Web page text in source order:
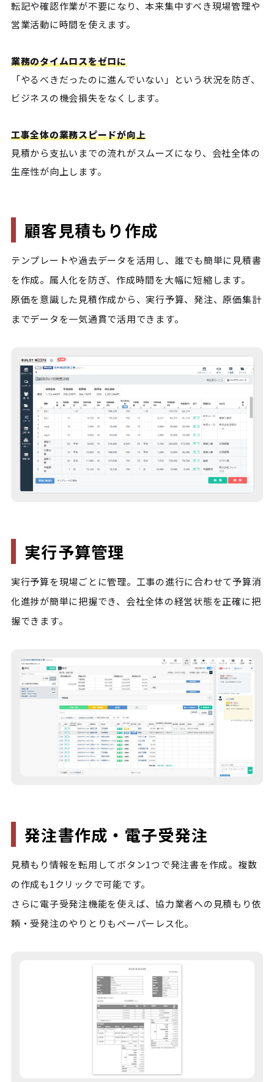
転記や確認作業が不要になり、本来集中すべき現場管理や
営業活動に時間を使えます。
業務のタイムロスをゼロに
「やるべきだったのに進んでいない」という状況を防ぎ、
ビジネスの機会損失をなくします。
工事全体の業務スピードが向上
見積から支払いまでの流れがスムーズになり、会社全体の
生産性が向上します。
顧客見積もり作成
テンプレートや過去データを活用し、誰でも簡単に見積書
を作成。属人化を防ぎ、作成時間を大幅に短縮します。
原価を意識した見積作成から、実行予算、発注、原価集計
までデータを一気通貫で活用できます。
実行予算管理
実行予算を現場ごとに管理。工事の進行に合わせて予算消
化進捗が簡単に把握でき、会社全体の経営状態を正確に把
握できます。
発注書作成・電子受発注
見積もり情報を転用してボタン1つで発注書を作成。複数
の作成も1クリックで可能です。
さらに電子受発注機能を使えば、協力業者への見積もり依
頼・受発注のやりとりもペーパーレス化。